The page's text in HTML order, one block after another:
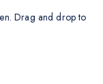
Drag and drop to